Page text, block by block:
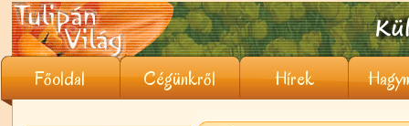
Főoldal Cégünkről Hírek